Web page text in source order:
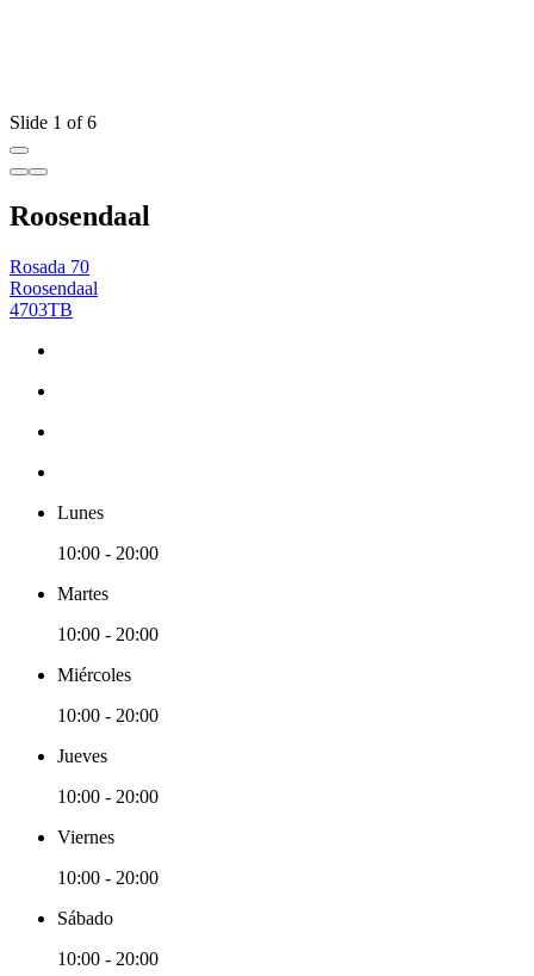
Slide 1 of 6
Roosendaal
Rosada 70
Roosendaal
4703TB
Lunes
10:00 - 20:00
Martes
10:00 - 20:00
Miércoles
10:00 - 20:00
Jueves
10:00 - 20:00
Viernes
10:00 - 20:00
Sábado
10:00 - 20:00